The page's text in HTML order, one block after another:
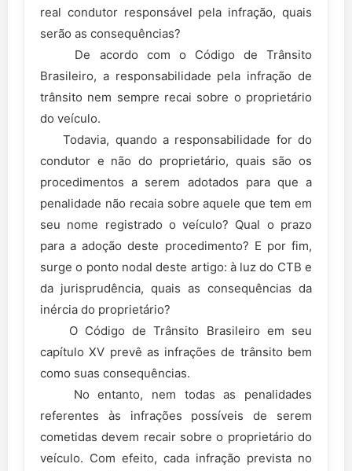
real condutor responsável pela infração, quais
serão as consequências?
De acordo com o Código de Trânsito
Brasileiro, a responsabilidade pela infração de
trânsito nem sempre recai sobre o proprietário
do veículo.
Todavia, quando a responsabilidade for do
condutor e não do proprietário, quais são os
procedimentos a serem adotados para que a
penalidade não recaia sobre aquele que tem em
seu nome registrado o veículo? Qual o prazo
para a adoção deste procedimento? E por fim,
surge o ponto nodal deste artigo: à luz do CTB e
da jurisprudência, quais as consequências da
inércia do proprietário?
O Código de Trânsito Brasileiro em seu
capítulo XV prevê as infrações de trânsito bem
como suas consequências.
No entanto, nem todas as penalidades
referentes às infrações possíveis de serem
cometidas devem recair sobre o proprietário do
veículo. Com efeito, cada infração prevista no